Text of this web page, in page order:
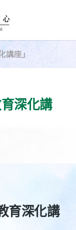
座」
深化講
育深化講